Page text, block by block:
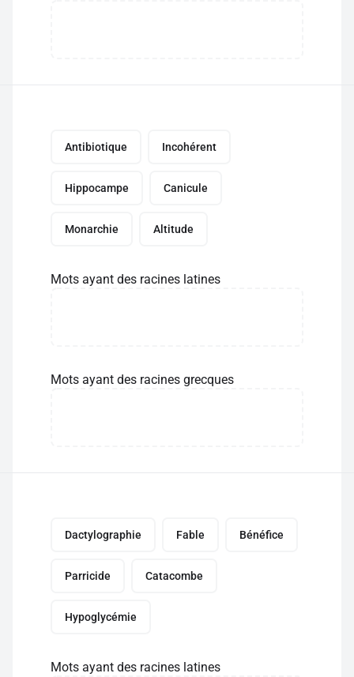
Antibiotique Incohérent
Hippocampe Canicule
Monarchie Altitude
Mots ayant des racines latines
Mots ayant des racines grecques
Dactylographie Fable Bénéfice
Parricide Catacombe
Hypoglycémie
Mots ayant des racines latines